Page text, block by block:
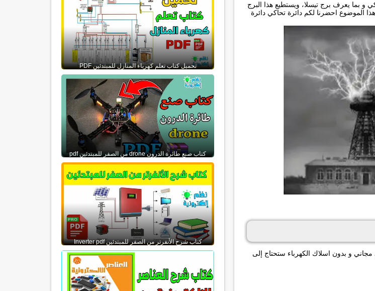
و بما يعرف برج تيسلا، ويستطيع هذا البرج
الموضوع احضرنا لكم دائرة تحاكي دائرة
مجاني و بدون اسلاك الكهرباء ستحتاج إلى
تحميل كتاب تعلم كهرباء المنازل للمبتدئين PDF
كتاب صنع طائرة الدرون drone من الصفر للمبتدئين pdf
كتاب شرح الأنفرتر من الصفر للمبتدئين Inverter pdf